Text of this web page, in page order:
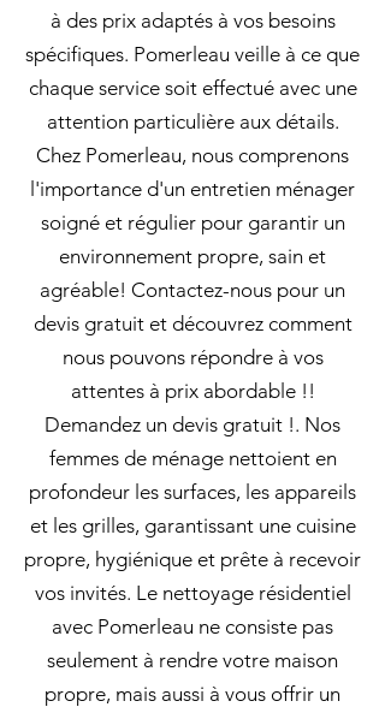
à des prix adaptés à vos besoins
spécifiques. Pomerleau veille à ce que
chaque service soit effectué avec une
attention particulière aux détails.
Chez Pomerleau, nous comprenons
l'importance d'un entretien ménager
soigné et régulier pour garantir un
environnement propre, sain et
agréable! Contactez-nous pour un
devis gratuit et découvrez comment
nous pouvons répondre à vos
attentes à prix abordable !!
Demandez un devis gratuit !. Nos
femmes de ménage nettoient en
profondeur les surfaces, les appareils
et les grilles, garantissant une cuisine
propre, hygiénique et prête à recevoir
vos invités. Le nettoyage résidentiel
avec Pomerleau ne consiste pas
seulement à rendre votre maison
propre, mais aussi à vous offrir un